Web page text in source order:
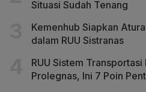
Situasi Sudah Tenang
Kemenhub Siapkan
dalam RUU Sistranas
RUU Sistem
Prolegnas, Ini 7 Poin